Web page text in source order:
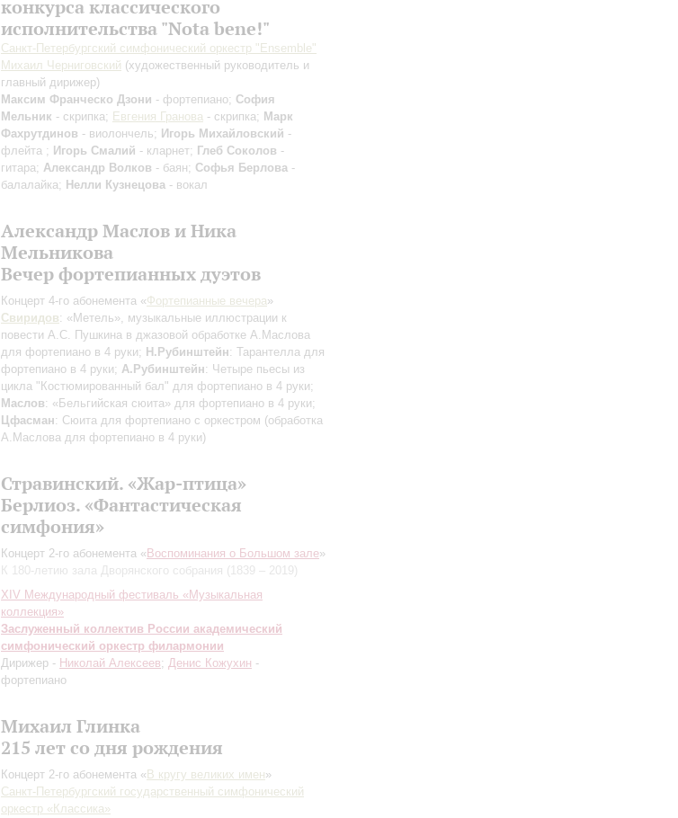
конкурса классического
исполнительства "Nota bene!"
Санкт-Петербургский симфонический оркестр "Ensemble"
Михаил Черниговский (художественный руководитель и
главный дирижер)
Максим Франческо Дзони - фортепиано; София
Мельник - скрипка; Евгения Гранова - скрипка; Марк
Фахрутдинов - виолончель; Игорь Михайловский -
флейта ; Игорь Смалий - кларнет; Глеб Соколов -
гитара; Александр Волков - баян; Софья Берлова -
балалайка; Нелли Кузнецова - вокал
Александр Маслов и Ника
Мельникова
Вечер фортепианных дуэтов
Концерт 4-го абонемента «Фортепианные вечера»
Свиридов: «Метель», музыкальные иллюстрации к
повести А.С. Пушкина в джазовой обработке А.Маслова
для фортепиано в 4 руки; Н.Рубинштейн: Тарантелла для
фортепиано в 4 руки; А.Рубинштейн: Четыре пьесы из
цикла "Костюмированный бал" для фортепиано в 4 руки;
Маслов: «Бельгийская сюита» для фортепиано в 4 руки;
Цфасман: Сюита для фортепиано с оркестром (обработка
А.Маслова для фортепиано в 4 руки)
Стравинский. «Жар-птица»
Берлиоз. «Фантастическая
симфония»
Концерт 2-го абонемента « Воспоминания о Большом зале»
К 180-летию зала Дворянского собрания (1839 – 2019)
XIV Международный фестиваль «Музыкальная
коллекция»
Заслуженный коллектив России академический
симфонический оркестр филармонии
Дирижер - Николай Алексеев; Денис Кожухин -
фортепиано
Михаил Глинка
215 лет со дня рождения
Концерт 2-го абонемента « В кругу великих имен»
Санкт-Петербургский государственный симфонический
оркестр «Классика»